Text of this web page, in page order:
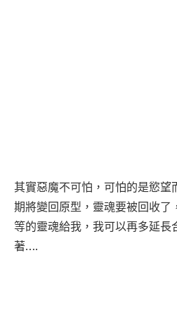
其實惡魔不可怕，可怕的是慾望
期將變回原型，靈魂要被回收了
等的靈魂給我，我可以再多延長
著….